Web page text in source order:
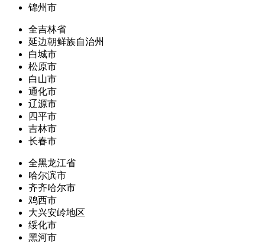
锦州市
全吉林省
延边朝鲜族自治州
白城市
松原市
白山市
通化市
辽源市
四平市
吉林市
长春市
全黑龙江省
哈尔滨市
齐齐哈尔市
鸡西市
大兴安岭地区
绥化市
黑河市